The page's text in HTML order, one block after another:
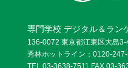
専門学校 デジタル＆ラン
136-0072 東京都江東区大島3-
秀林ホットライン：0120-
TEL.03-3638-7511 FAX.03-